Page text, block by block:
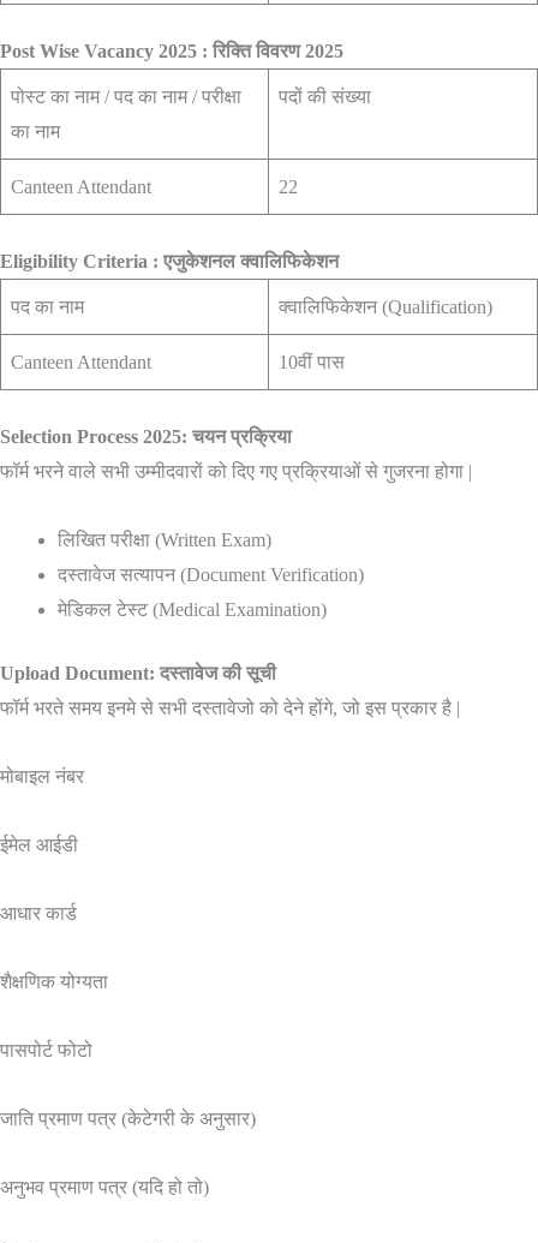
Post Wise Vacancy 2025 : रिक्ति विवरण 2025
पोस्ट का नाम / पद का नाम / परीक्षा
का नाम
पदों की संख्या
Canteen Attendant 22
Eligibility Criteria : एजुकेशनल क्वालिफिकेशन
पद का नाम क्वालिफिकेशन (Qualification)
Canteen Attendant 10वीं पास
Selection Process 2025: चयन प्रक्रिया
फॉर्म भरने वाले सभी उम्मीदवारों को दिए गए प्रक्रियाओं से गुजरना होगा |
लिखित परीक्षा (Written Exam)
दस्तावेज सत्यापन (Document Verification)
मेडिकल टेस्ट (Medical Examination)
Upload Document: दस्तावेज की सूची
फॉर्म भरते समय इनमे से सभी दस्तावेजो को देने होंगे, जो इस प्रकार है |
मोबाइल नंबर
ईमेल आईडी
आधार कार्ड
शैक्षणिक योग्यता
पासपोर्ट फोटो
जाति प्रमाण पत्र (केटेगरी के अनुसार)
अनुभव प्रमाण पत्र (यदि हो तो)